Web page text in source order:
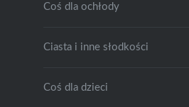
Coś dla ochłody
Ciasta i inne słodkości
Coś dla dzieci